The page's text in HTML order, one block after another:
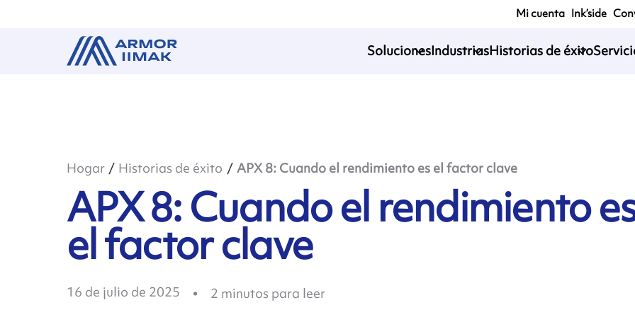
Mi cuenta Ink’side
SolucionesIndustriasHistorias de éxito
Hogar Historias de éxito APX 8: Cuando el rendimiento es el factor clave
APX 8: Cuando el rendimiento
el factor clave
16 de julio de 2025 2 minutos para leer